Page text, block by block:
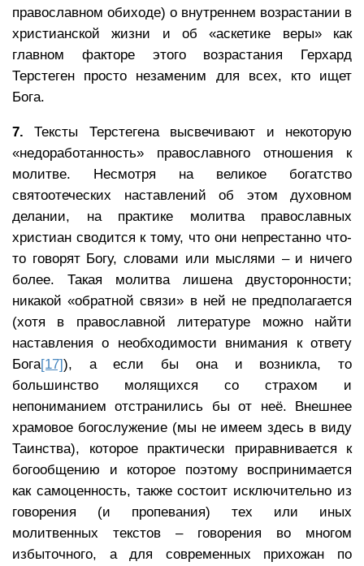
православном обиходе) о внутреннем возрастании в
христианской жизни и об «аскетике веры» как
главном факторе этого возрастания Герхард
Терстеген просто незаменим для всех, кто ищет
Бога.
7. Тексты Терстегена высвечивают и некоторую
«недоработанность» православного отношения к
молитве. Несмотря на великое богатство
святоотеческих наставлений об этом духовном
делании, на практике молитва православных
христиан сводится к тому, что они непрестанно что-
то говорят Богу, словами или мыслями – и ничего
более. Такая молитва лишена двусторонности;
никакой «обратной связи» в ней не предполагается
(хотя в православной литературе можно найти
наставления о необходимости внимания к ответу
Бога[17]), а если бы она и возникла, то
большинство молящихся со страхом и
непониманием отстранились бы от неё. Внешнее
храмовое богослужение (мы не имеем здесь в виду
Таинства), которое практически приравнивается к
богообщению и которое поэтому воспринимается
как самоценность, также состоит исключительно из
говорения (и пропевания) тех или иных
молитвенных текстов – говорения во многом
избыточного, а для современных прихожан по